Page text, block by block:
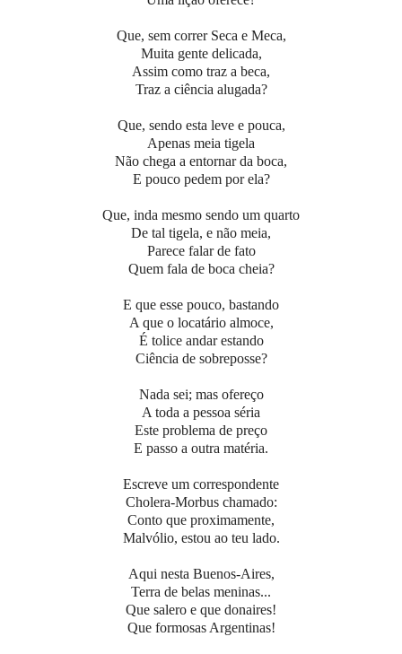
Que, sem correr Seca e Meca,
Muita gente delicada,
Assim como traz a beca,
Traz a ciência alugada?
Que, sendo esta leve e pouca,
Apenas meia tigela
Não chega a entornar da boca,
E pouco pedem por ela?
Que, inda mesmo sendo um quarto
De tal tigela, e não meia,
Parece falar de fato
Quem fala de boca cheia?
E que esse pouco, bastando
A que o locatário almoce,
É tolice andar estando
Ciência de sobreposse?
Nada sei; mas ofereço
A toda a pessoa séria
Este problema de preço
E passo a outra matéria.
Escreve um correspondente
Cholera-Morbus chamado:
Conto que proximamente,
Malvólio, estou ao teu lado.
Aqui nesta Buenos-Aires,
Terra de belas meninas...
Que salero e que donaires!
Que formosas Argentinas!